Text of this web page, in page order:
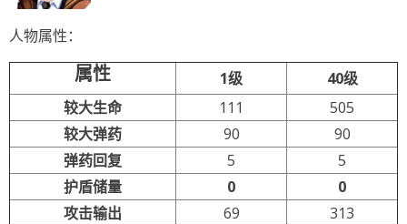
人物属性：
属性 1级
40级
较大生命
111
505
较大弹药
90
90
弹药回复
5
5
护盾储量
0
0
攻击输出
69
313